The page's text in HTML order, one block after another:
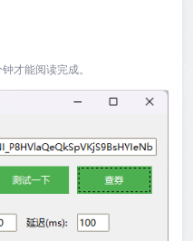
才能阅读完成。